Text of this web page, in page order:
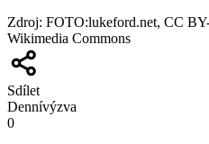
Zdroj: FOTO:lukeford.net, CC
Wikimedia Commons
Sdílet
Dennívýzva
0